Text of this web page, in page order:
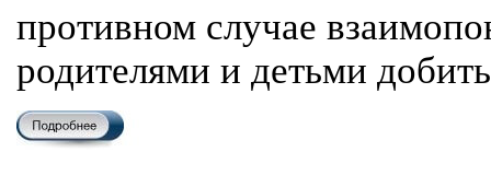
противном случае
родителями и детьми